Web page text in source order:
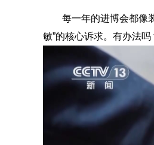
每一年的进博会都像
敏”的核心诉求。有办法吗